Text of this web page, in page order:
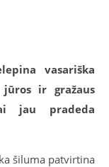
vasariška
ir gražaus
jau pradeda
šiluma patvirtina